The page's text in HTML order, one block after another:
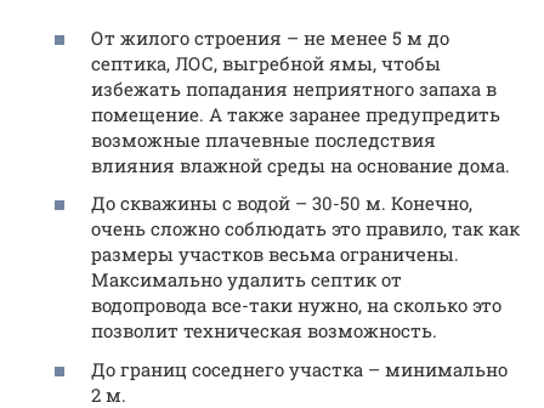
От жилого строения – не менее 5 м до
септика, ЛОС, выгребной ямы, чтобы
избежать попадания неприятного запаха в
помещение. А также заранее предупредить
возможные плачевные последствия
влияния влажной среды на основание дома.
До скважины с водой – 30-50 м. Конечно,
очень сложно соблюдать это правило, так как
размеры участков весьма ограничены.
Максимально удалить септик от
водопровода все-таки нужно, на сколько это
позволит техническая возможность.
До границ соседнего участка – минимально
2 м.